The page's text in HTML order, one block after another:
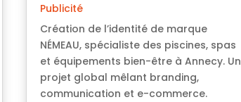
Publicité
Création de l’identité de marque
NÉMEAU, spécialiste des piscines, spas
et équipements bien-être à Annecy. Un
projet global mêlant branding,
communication et e-commerce.